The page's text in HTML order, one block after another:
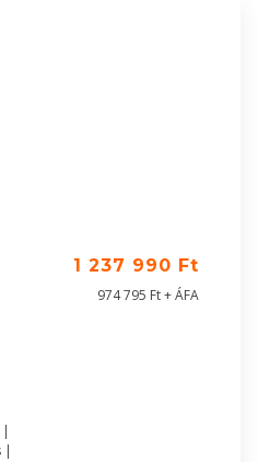
|
|
1 237 990 Ft
974 795 Ft + ÁFA